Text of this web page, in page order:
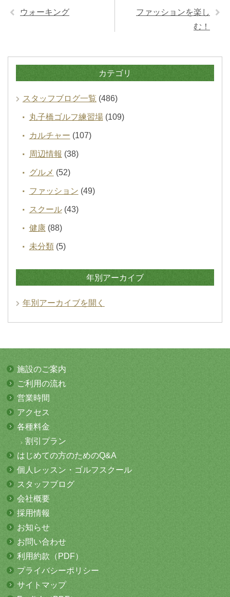
ウォーキング
ファッションを楽し
む！
カテゴリ
スタッフブログ一覧 (486)
丸子橋ゴルフ練習場(109)
カルチャー (107)
周辺情報 (38)
グルメ (52)
ファッション (49)
スクール(43)
健康(88)
未分類(5)
年別アーカイブ
年別アーカイブを開く
施設のご案内
ご利用の流れ
営業時間
アクセス
各種料金
割引プラン
はじめての方のためのQ&A
個人レッスン・ ゴルフスクール
スタッフブログ
会社概要
採用情報
お知らせ
お問い合わせ
利用約款（PDF）
プライバシーポリシー
サイトマップ